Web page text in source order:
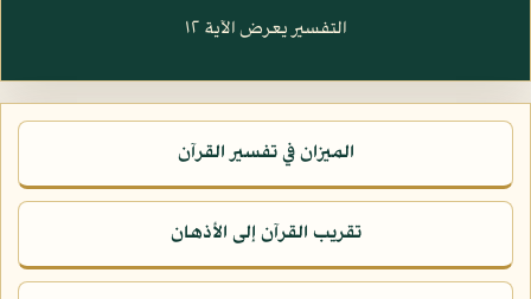
التفسير يعرض الآية ١٢
الميزان في تفسير القرآن
تقريب القرآن إلى الأذهان